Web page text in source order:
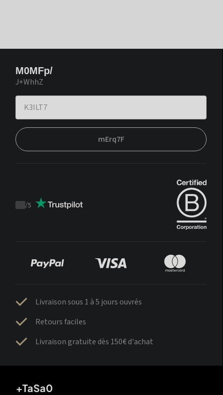
M0MFp/
J+WhhZ
mErq7F
Trustpilot
/5
Livraison sous 1 à 5 jours ouvrés
Retours faciles
Livraison gratuite dès 150€ d'achat
+TaSa0